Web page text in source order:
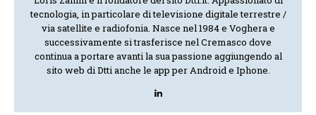
tecnologia, in particolare di televisione digitale terrestre /
via satellite e radiofonia. Nasce nel 1984 e Voghera e
successivamente si trasferisce nel Cremasco dove
continua a portare avanti la sua passione aggiungendo al
sito web di Dtti anche le app per Android e Iphone.